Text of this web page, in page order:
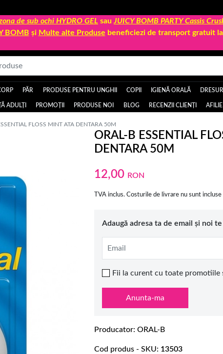
de sub ochi HYDRO GEL sau JUICY BOMB PARTY Cassis
BOMB și Multe alte Produse beneficiezi de transport gratuit
PĂR PRODUSE PENTRU UNGHII COPII IGIENĂ ORALĂ
ADULȚI PROMOȚII PRODUSE NOI BLOG RECENZII CLIENȚI
FLOSS MINT ATA DENTARA 50M
ORAL-B ESSENTIAL
DENTARA 50M
12,00 RON
TVA inclus. Costurile de livrare nu sunt incluse
Adaugă adresa ta de email și noi
Email
Fii la curent cu toate promotiile
Anunta-ma
Producator ORAL-B
Cod produs - SKU 13503